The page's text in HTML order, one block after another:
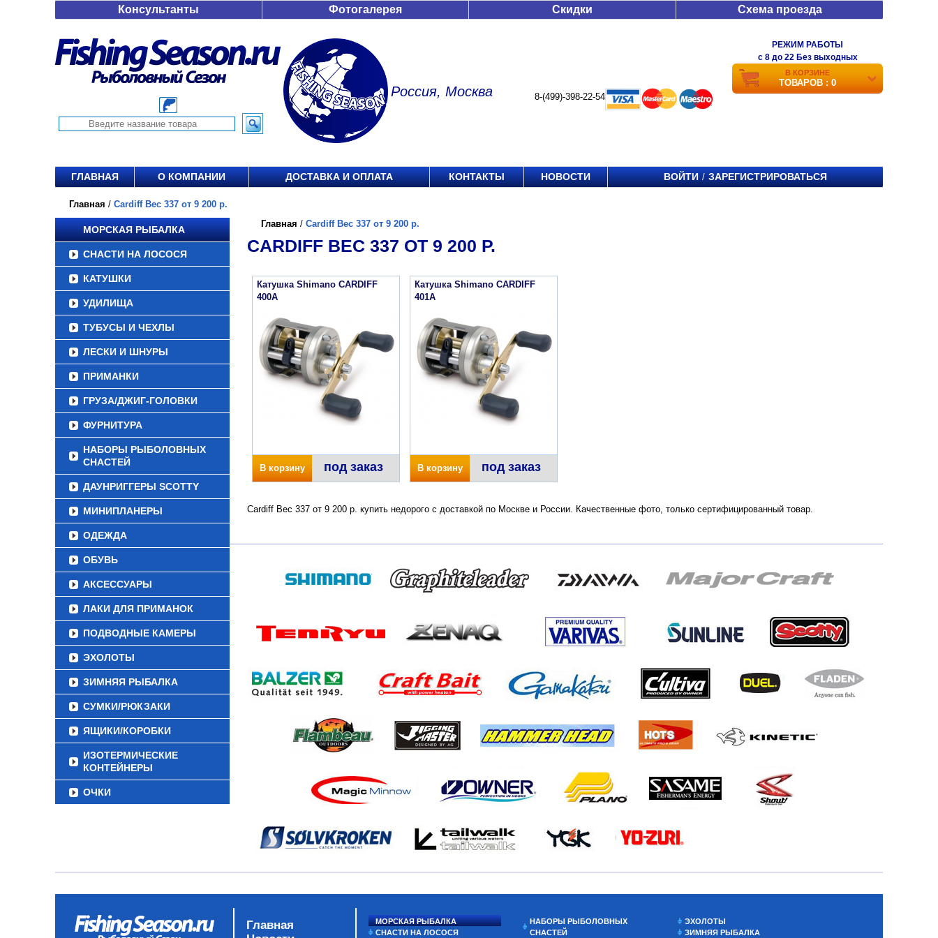
Консультанты Фотогалерея Скидки Схема проезда
Россия, Москва 8-(499)-398-22-54
РЕЖИМ РАБОТЫ
c 8 до 22 Без выходных
В КОРЗИНЕ
ТОВАРОВ : 0
ГЛАВНАЯ О КОМПАНИИ ДОСТАВКА И ОПЛАТА КОНТАКТЫ НОВОСТИ ВОЙТИ / ЗАРЕГИСТРИРОВАТЬСЯ
Главная / Cardiff Вес 337 от 9 200 р.
МОРСКАЯ РЫБАЛКА
СНАСТИ НА ЛОСОСЯ
КАТУШКИ
УДИЛИЩА
ТУБУСЫ И ЧЕХЛЫ
ЛЕСКИ И ШНУРЫ
ПРИМАНКИ
ГРУЗА/ДЖИГ-ГОЛОВКИ
ФУРНИТУРА
НАБОРЫ РЫБОЛОВНЫХ
СНАСТЕЙ
ДАУНРИГГЕРЫ SCOTTY
МИНИПЛАНЕРЫ
ОДЕЖДА
ОБУВЬ
АКСЕССУАРЫ
ЛАКИ ДЛЯ ПРИМАНОК
ПОДВОДНЫЕ КАМЕРЫ
ЭХОЛОТЫ
ЗИМНЯЯ РЫБАЛКА
СУМКИ/РЮКЗАКИ
ЯЩИКИ/КОРОБКИ
ИЗОТЕРМИЧЕСКИЕ
КОНТЕЙНЕРЫ
ОЧКИ
Главная / Cardiff Вес 337 от 9 200 р.
CARDIFF ВЕС 337 ОТ 9 200 Р.
Катушка Shimano CARDIFF
400A
В корзину под заказ
Катушка Shimano CARDIFF
401A
В корзину под заказ
Cardiff Вес 337 от 9 200 р. купить недорого с доставкой по Москве и России. Качественные фото, только сертифицированный товар.
Главная
МОРСКАЯ РЫБАЛКА
СНАСТИ НА ЛОСОСЯ
НАБОРЫ РЫБОЛОВНЫХ
СНАСТЕЙ
ЭХОЛОТЫ
ЗИМНЯЯ РЫБАЛКА